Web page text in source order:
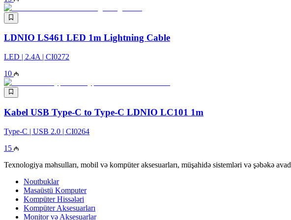
LDNIO LS461 LED 1m Lightning Cable
LED | 2.4A | CI0272
10
Kabel USB Type-C to Type-C LDNIO LC101 1m
Type-C | USB 2.0 | CI0264
15
Texnologiya məhsulları, mobil və kompüter aksesuarları, müşahidə sistemləri və şəbəkə
Noutbuklar
Masaüstü Komputer
Kompüter Hissələri
Kompüter Aksesuarları
Monitor və Aksesuarlar